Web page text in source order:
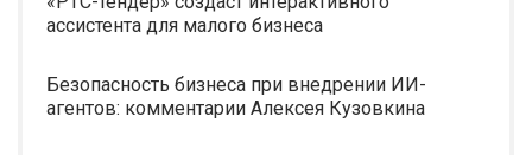
ассистента для малого бизнеса
Безопасность бизнеса при внедрении ИИ-
агентов: комментарии Алексея Кузовкина